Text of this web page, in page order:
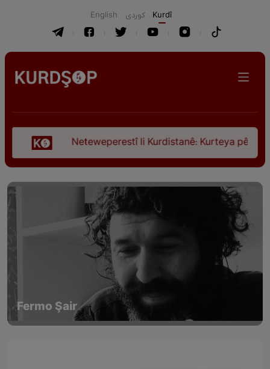
English كوردی Kurdî
Neteweperestî li Kurdistanê: Kurteya pêşveçûna
Fermo Şair